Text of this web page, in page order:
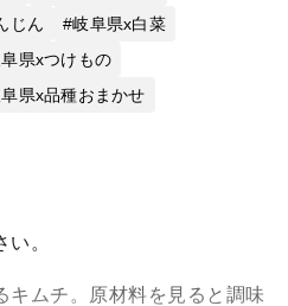
じん
岐阜県x白菜
県xつけもの
県x品種おまかせ
。
ムチ。原材料を見ると調味